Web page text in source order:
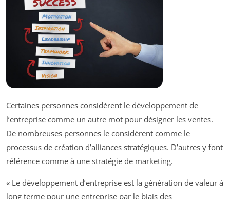
Certaines personnes considèrent le développement de
l’entreprise comme un autre mot pour désigner les ventes.
De nombreuses personnes le considèrent comme le
processus de création d’alliances stratégiques. D’autres y font
référence comme à une stratégie de marketing.
« Le développement d’entreprise est la génération de valeur à
long terme pour une entreprise par le biais des